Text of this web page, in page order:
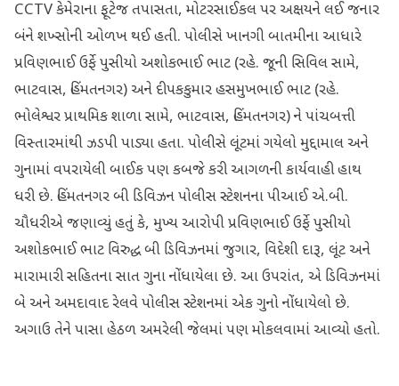
CCTV કેમેરાના ફૂટેજ તપાસતા, મોટરસાઈકલ પર અક્ષયને લઈ જનાર
બંને શખ્સોની ઓળખ થઈ હતી. પોલીસે ખાનગી બાતમીના આધારે
પ્રવિણભાઈ ઉર્ફે પુસીયો અશોકભાઈ ભાટ (રહે. જૂની સિવિલ સામે,
ભાટવાસ, હિંમતનગર) અને દીપકકુમાર હસમુખભાઈ ભાટ (રહે.
ભોલેશ્વર પ્રાથમિક શાળા સામે, ભાટવાસ, હિંમતનગર) ને પાંચબત્તી
વિસ્તારમાંથી ઝડપી પાડ્યા હતા. પોલીસે લૂંટમાં ગયેલો મુદ્દામાલ અને
ગુનામાં વપરાયેલી બાઈક પણ કબજે કરી આગળની કાર્યવાહી હાથ
ધરી છે. હિંમતનગર બી ડિવિઝન પોલીસ સ્ટેશનના પીઆઈ એ.બી.
ચૌધરીએ જણાવ્યું હતું કે, મુખ્ય આરોપી પ્રવિણભાઈ ઉર્ફે પુસીયો
અશોકભાઈ ભાટ વિરુદ્ધ બી ડિવિઝનમાં જુગાર, વિદેશી દારૂ, લૂંટ અને
મારામારી સહિતના સાત ગુના નોંધાયેલા છે. આ ઉપરાંત, એ ડિવિઝનમાં
બે અને અમદાવાદ રેલવે પોલીસ સ્ટેશનમાં એક ગુનો નોંધાયેલો છે.
અગાઉ તેને પાસા હેઠળ અમરેલી જેલમાં પણ મોકલવામાં આવ્યો હતો.